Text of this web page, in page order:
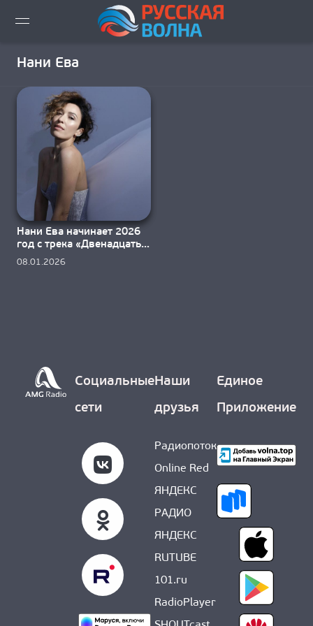
ВИДЕО LIVE
НОВОСТИ
НОВИНКИ ЭФИРА
СКАЧАТЬ ЭФИР
КАК СЛУШАТЬ!?
Нани Ева
Нани Ева начинает 2026
год с трека «Двенадцать
месяцев»
08.01.2026
Социальные
сети
Наши
друзья
Радиопоток
Online Red
ЯНДЕКС
РАДИО
ЯНДЕКС
RUTUBE
101.ru
RadioPlayer
Единое
Приложение